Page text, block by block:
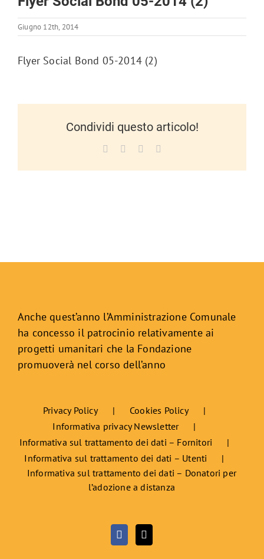
Giugno 12th, 2014
Flyer Social Bond 05-2014 (2)
Condividi questo articolo!
Facebook LinkedIn
Anche quest’anno l’Amministrazione Comunale
ha concesso il patrocinio relativamente ai
progetti umanitari che la Fondazione
promuoverà nel corso dell’anno
Privacy Policy
Cookies Policy
Informativa privacy Newsletter
Informativa sul trattamento dei dati – Fornitori
Informativa sul trattamento dei dati – Utenti
Informativa sul trattamento dei dati – Donatori per
l’adozione a distanza